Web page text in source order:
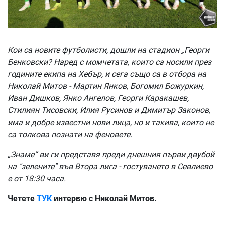
Кои са новите футболисти, дошли на стадион „Георги
Бенковски? Наред с момчетата, които са носили през
годините екипа на Хебър, и сега също са в отбора на
Николай Митов - Мартин Янков, Богомил Божуркин,
Иван Дишков, Янко Ангелов, Георги Каракашев,
Стилиян Тисовски, Илия Русинов и Димитър Законов,
има и добре известни нови лица, но и такива, които не
са толкова познати на феновете.
„Знаме“ ви ги представя преди днешния първи двубой
на "зелените" във Втора лига - гостуването в Севлиево
е от 18:30 часа.
Четете ТУКинтервю с Николай Митов.